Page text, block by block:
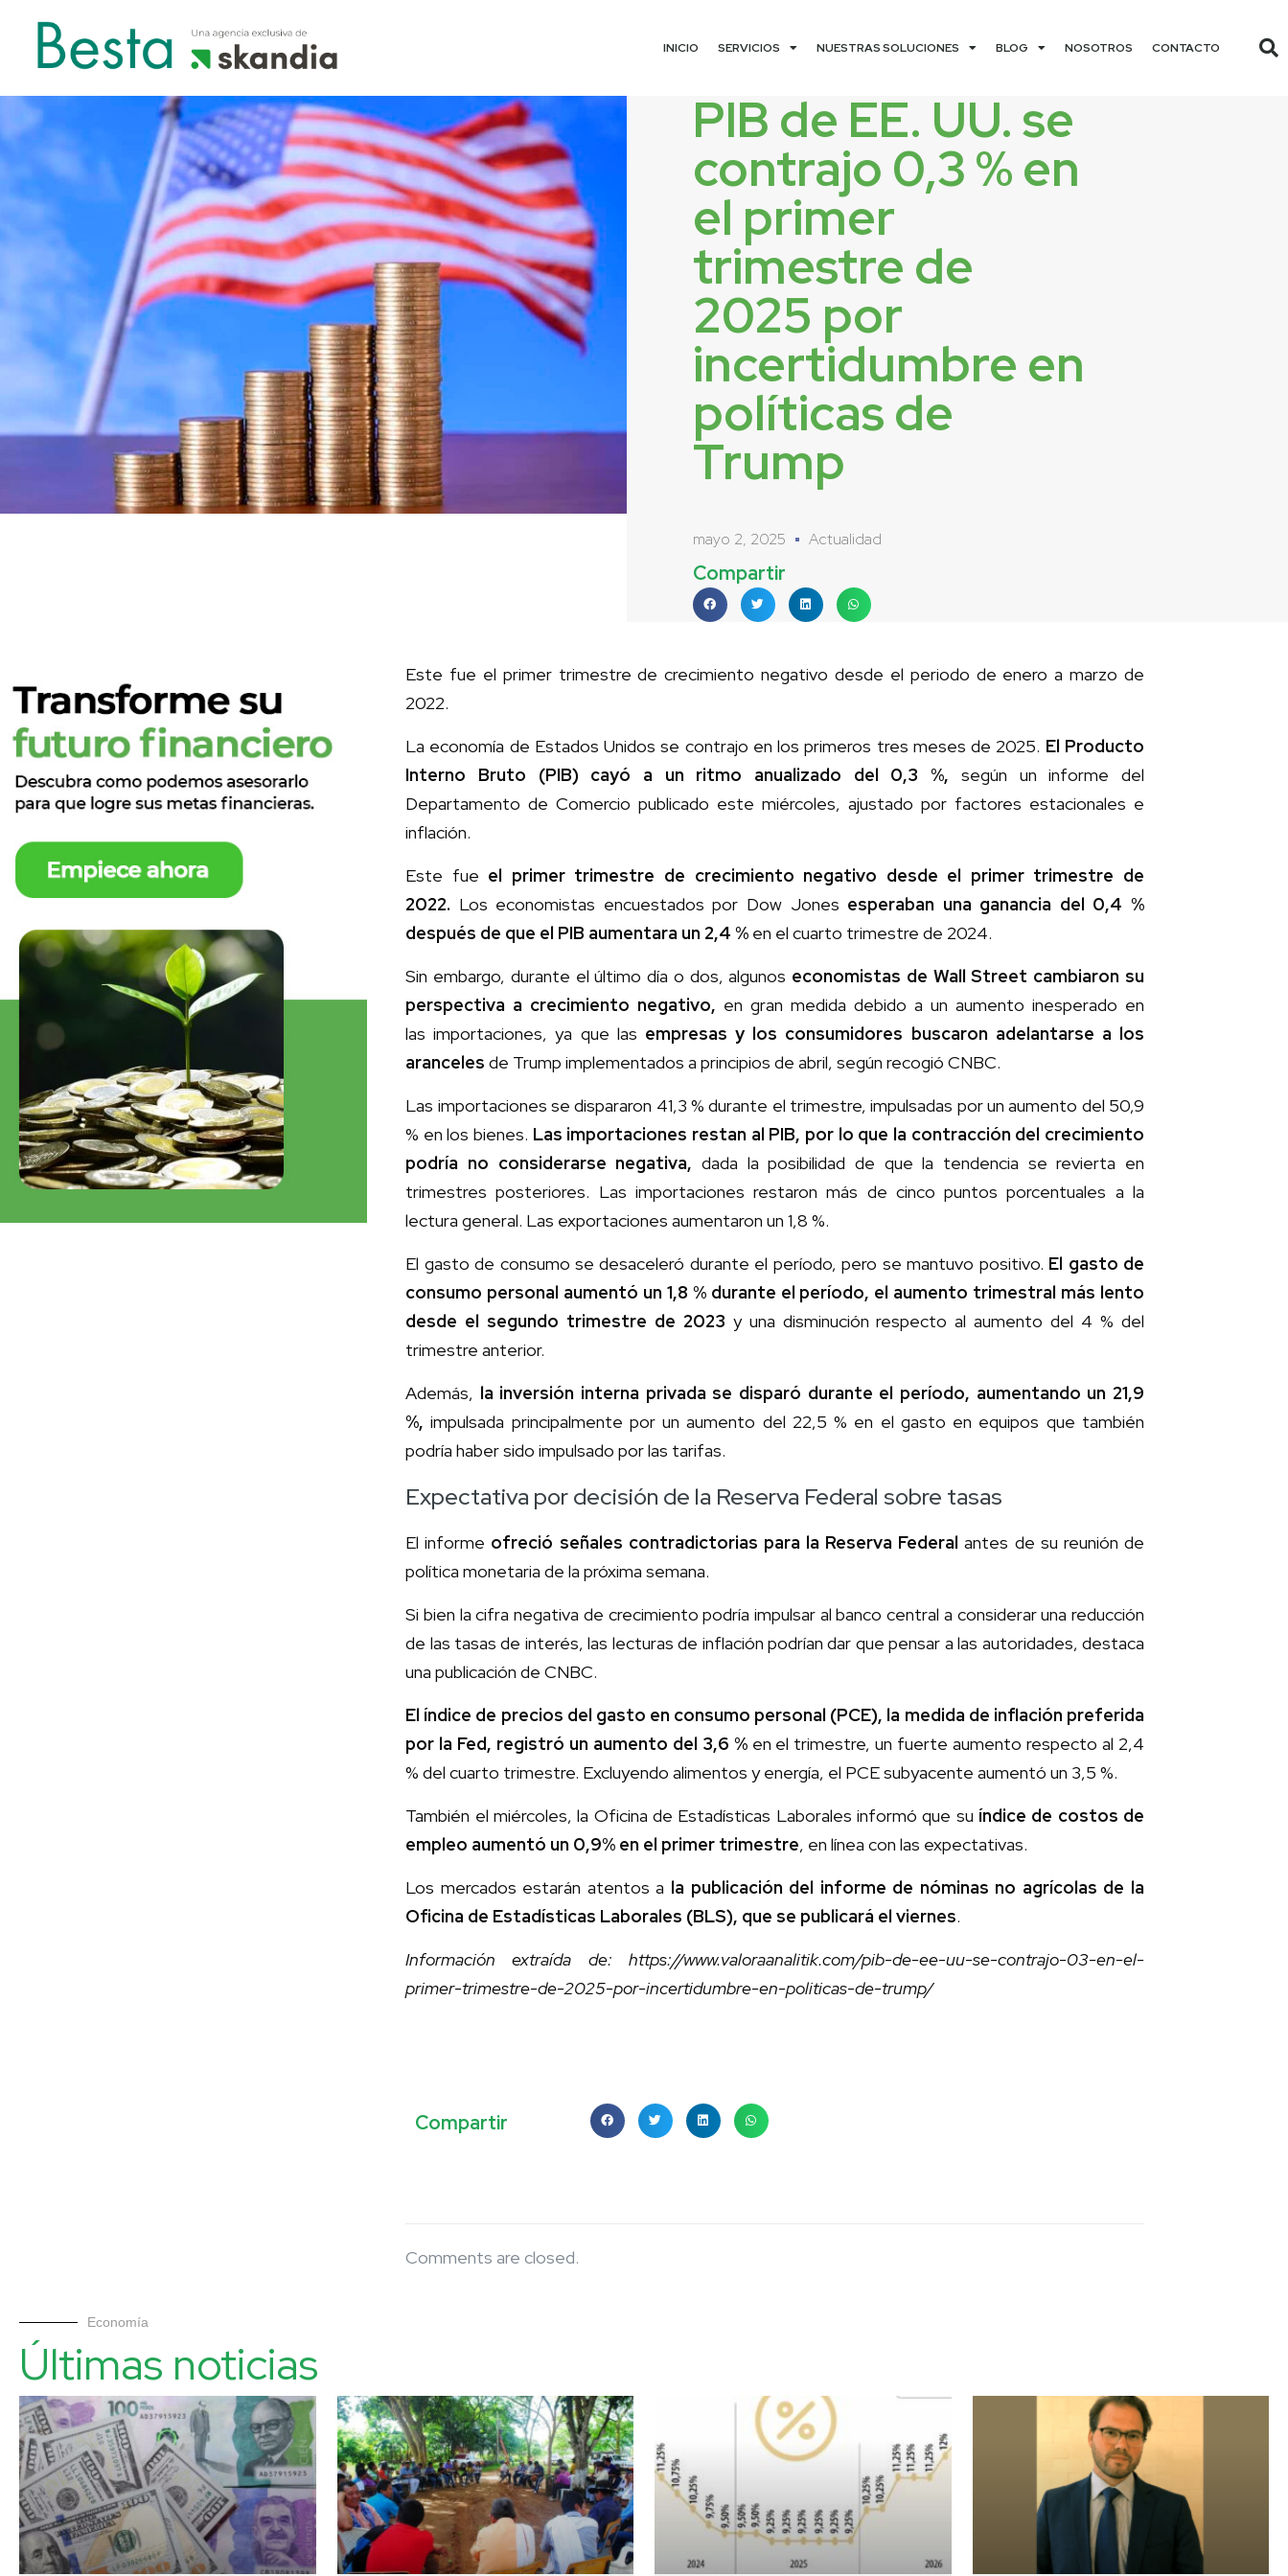
INICIO SERVICIOS NUESTRAS SOLUCIONES BLOG NOSOTROS CONTACTO
PIB de EE. UU. se
contrajo 0,3 % en
el primer
trimestre de
2025 por
incertidumbre en
políticas de
Trump
mayo 2, 2025 Actualidad
Compartir
Este fue el primer trimestre de crecimiento negativo desde el periodo de enero a marzo de
2022.
La economía de Estados Unidos se contrajo en los primeros tres meses de 2025. El Producto
Interno Bruto (PIB) cayó a un ritmo anualizado del 0,3 %, según un informe del
Departamento de Comercio publicado este miércoles, ajustado por factores estacionales e
inflación.
Este fue el primer trimestre de crecimiento negativo desde el primer trimestre de
2022. Los economistas encuestados por Dow Jones esperaban una ganancia del 0,4 %
después de que el PIB aumentara un 2,4 % en el cuarto trimestre de 2024.
Sin embargo, durante el último día o dos, algunos economistas de Wall Street cambiaron su
perspectiva a crecimiento negativo, en gran medida debido a un aumento inesperado en
las importaciones, ya que las empresas y los consumidores buscaron adelantarse a los
aranceles de Trump implementados a principios de abril, según recogió CNBC.
Las importaciones se dispararon 41,3 % durante el trimestre, impulsadas por un aumento del 50,9
% en los bienes. Las importaciones restan al PIB, por lo que la contracción del crecimiento
podría no considerarse negativa, dada la posibilidad de que la tendencia se revierta en
trimestres posteriores. Las importaciones restaron más de cinco puntos porcentuales a la
lectura general. Las exportaciones aumentaron un 1,8 %.
El gasto de consumo se desaceleró durante el período, pero se mantuvo positivo. El gasto de
consumo personal aumentó un 1,8 % durante el período, el aumento trimestral más lento
desde el segundo trimestre de 2023 y una disminución respecto al aumento del 4 % del
trimestre anterior.
Además, la inversión interna privada se disparó durante el período, aumentando un 21,9
%, impulsada principalmente por un aumento del 22,5 % en el gasto en equipos que también
podría haber sido impulsado por las tarifas.
Expectativa por decisión de la Reserva Federal sobre tasas
El informe ofreció señales contradictorias para la Reserva Federal antes de su reunión de
política monetaria de la próxima semana.
Si bien la cifra negativa de crecimiento podría impulsar al banco central a considerar una reducción
de las tasas de interés, las lecturas de inflación podrían dar que pensar a las autoridades, destaca
una publicación de CNBC.
El índice de precios del gasto en consumo personal (PCE), la medida de inflación preferida
por la Fed, registró un aumento del 3,6 %en el trimestre, un fuerte aumento respecto al 2,4
% del cuarto trimestre. Excluyendo alimentos y energía, el PCE subyacente aumentó un 3,5 %.
También el miércoles, la Oficina de Estadísticas Laborales informó que su índice de costos de
empleo aumentó un 0,9% en el primer trimestre, en línea con las expectativas.
Los mercados estarán atentos a la publicación del informe de nóminas no agrícolas de la
Oficina de Estadísticas Laborales (BLS), que se publicará el viernes.
Información extraída de: https://www.valoraanalitik.com/pib-de-ee-uu-se-contrajo-03-en-el-
primer-trimestre-de-2025-por-incertidumbre-en-politicas-de-trump/
Compartir
Comments are closed.
Economía
Últimas noticias